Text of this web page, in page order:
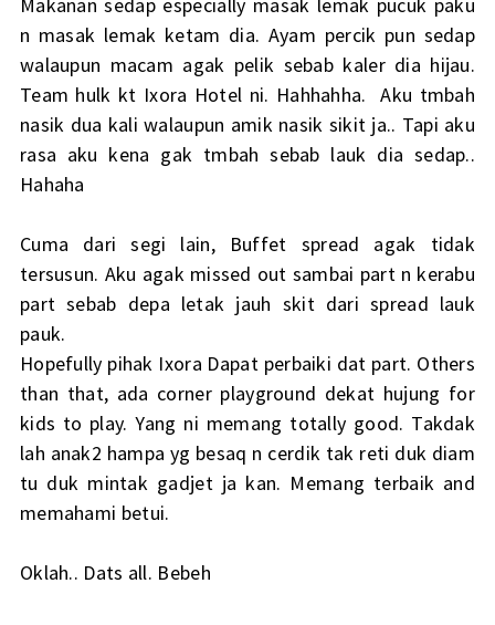
n masak lemak ketam dia. Ayam percik pun sedap
walaupun macam agak pelik sebab kaler dia hijau.
Team hulk kt Ixora Hotel ni. Hahhahha. Aku tmbah
nasik dua kali walaupun amik nasik sikit ja.. Tapi aku
rasa aku kena gak tmbah sebab lauk dia sedap..
Hahaha
Cuma dari segi lain, Buffet spread agak tidak
tersusun. Aku agak missed out sambai part n kerabu
part sebab depa letak jauh skit dari spread lauk
pauk.
Hopefully pihak Ixora Dapat perbaiki dat part. Others
than that, ada corner playground dekat hujung for
kids to play. Yang ni memang totally good. Takdak
lah anak2 hampa yg besaq n cerdik tak reti duk diam
tu duk mintak gadjet ja kan. Memang terbaik and
memahami betui.
Oklah.. Dats all. Bebeh